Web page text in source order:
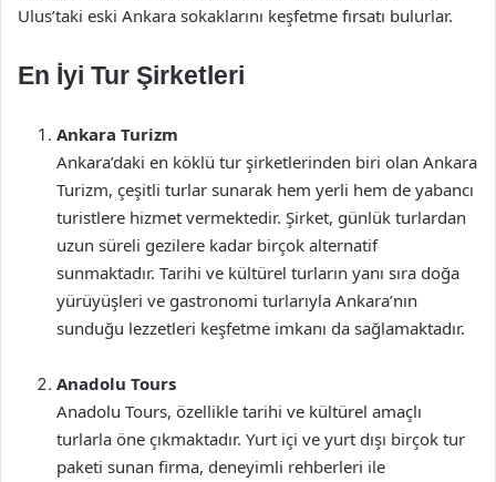
Ulus’taki eski Ankara sokaklarını keşfetme fırsatı bulurlar.
En İyi Tur Şirketleri
Ankara Turizm
Ankara’daki en köklü tur şirketlerinden biri olan Ankara
Turizm, çeşitli turlar sunarak hem yerli hem de yabancı
turistlere hizmet vermektedir. Şirket, günlük turlardan
uzun süreli gezilere kadar birçok alternatif
sunmaktadır. Tarihi ve kültürel turların yanı sıra doğa
yürüyüşleri ve gastronomi turlarıyla Ankara’nın
sunduğu lezzetleri keşfetme imkanı da sağlamaktadır.
Anadolu Tours
Anadolu Tours, özellikle tarihi ve kültürel amaçlı
turlarla öne çıkmaktadır. Yurt içi ve yurt dışı birçok tur
paketi sunan firma, deneyimli rehberleri ile